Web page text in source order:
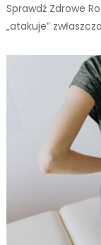
Sprawdź Zdrowe
„atakuje”